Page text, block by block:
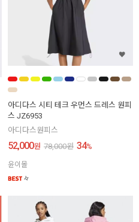
아디다스 시티 테크 우먼스 드레스 원피
스 JZ6953
아디다스원피스
52,000원 78,000원 34%
윤이몰